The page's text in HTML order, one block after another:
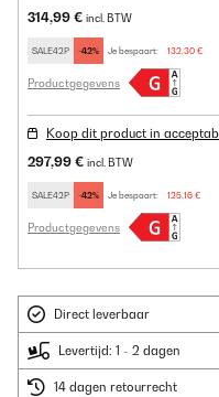
314,99 € incl. BTW
SALE42P -42% Je bespaart: 132,30 €
Productgegevens
Koop dit product in
297,99 € incl. BTW
SALE42P -42% Je bespaart: 125,16 €
Productgegevens
Direct leverbaar
Levertijd: 1 - 2 dagen
14 dagen retourrecht